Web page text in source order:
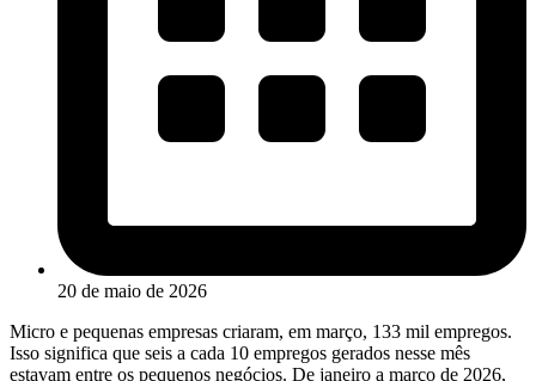
20 de maio de 2026
Micro e pequenas empresas criaram, em março, 133 mil empregos.
Isso significa que seis a cada 10 empregos gerados nesse mês
estavam entre os pequenos negócios. De janeiro a março de 2026,